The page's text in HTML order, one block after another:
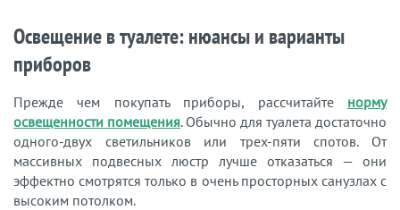
Освещение в туалете: нюансы и варианты
приборов
Прежде чем покупать приборы, рассчитайте норму
освещенности помещения. Обычно для туалета достаточно
одного-двух светильников или трех-пяти спотов. От
массивных подвесных люстр лучше отказаться — они
эффектно смотрятся только в очень просторных санузлах с
высоким потолком.